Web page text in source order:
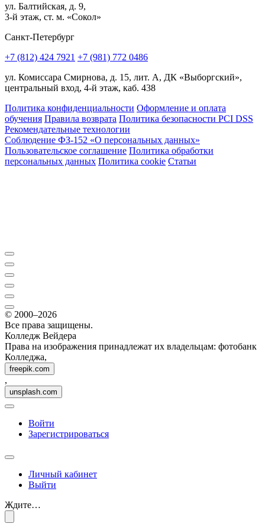
ул. Балтийская, д. 9,
3-й этаж, ст. м. «Сокол»
Санкт-Петербург
+7 (812) 424 7921 +7 (981) 772 0486
ул. Комиссара Смирнова, д. 15, лит. А, ДК «Выборгский»,
центральный вход, 4-й этаж, каб. 438
Политика конфиденциальности Оформление и оплата
обучения Правила возврата Политика безопасности PCI DSS
Рекомендательные технологии
Соблюдение ФЗ-152 «О персональ­ных данных»
Пользовательское соглашение Политика обработки
персональных данных Политика cookie Статьи
© 2000–2026
Все права защищены.
Колледж Вейдера
Права на изображения принадлежат их владельцам: фотобанк
Колледжа,
freepik.com
,
unsplash.com
Войти
Зарегистрироваться
Личный кабинет
Выйти
Ждите…